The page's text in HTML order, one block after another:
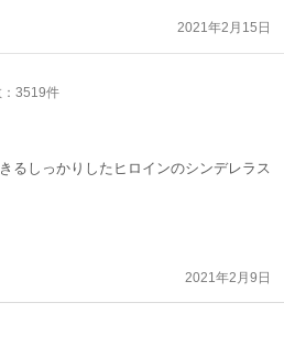
2021年2月15日
3519件
るしっかりしたヒロインのシンデレラス
2021年2月9日